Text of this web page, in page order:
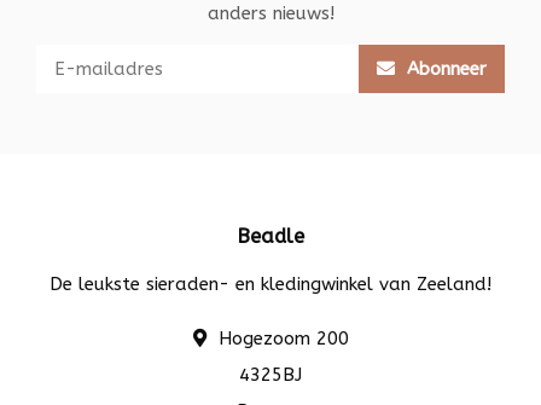
anders nieuws!
Abonneer
Beadle
De leukste sieraden- en kledingwinkel van Zeeland!
Hogezoom 200
4325BJ